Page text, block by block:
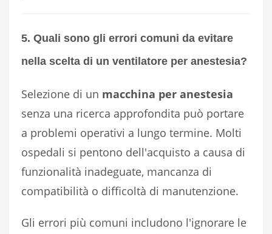
5. Quali sono gli errori comuni da evitare
nella scelta di un ventilatore per anestesia?
Selezione di un macchina per anestesia
senza una ricerca approfondita può portare
a problemi operativi a lungo termine. Molti
ospedali si pentono dell'acquisto a causa di
funzionalità inadeguate, mancanza di
compatibilità o difficoltà di manutenzione.
Gli errori più comuni includono l'ignorare le